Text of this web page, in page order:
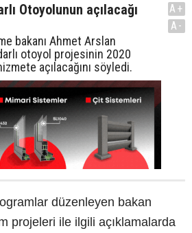
Otoyolunun açılacağı
bakanı Ahmet Arslan
otoyol projesinin 2020
açılacağını söyledi.
A+
A-
düzenleyen bakan
projeleri ile ilgili açıklamalarda